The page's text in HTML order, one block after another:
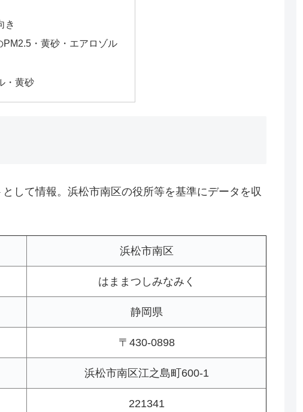
き
PM2.5・黄砂・エアロゾル
・黄砂
して情報。浜松市南区の役所等を基準にデータを収
浜松市南区
はままつしみなみく
静岡県
〒430-0898
浜松市南区江之島町600-1
221341